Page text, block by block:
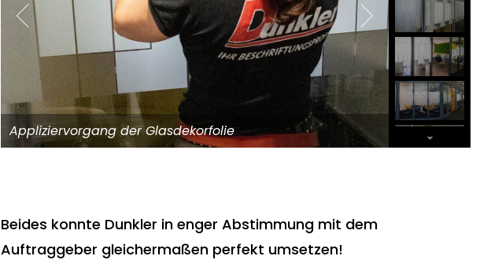
Appliziervorgang der Glasdekorfolie
Beides konnte Dunkler in enger Abstimmung mit dem
Auftraggeber gleichermaßen perfekt umsetzen!